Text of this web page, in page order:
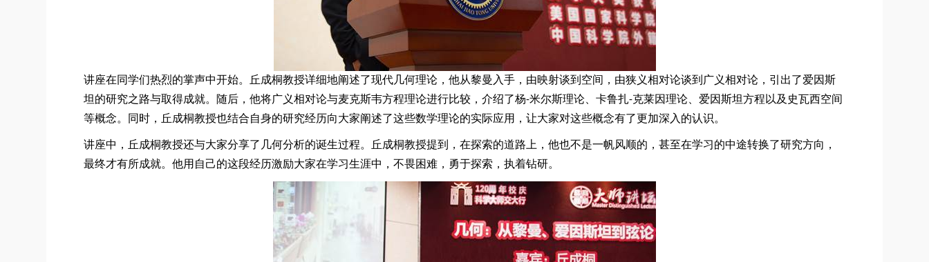
讲座在同学们热烈的掌声中开始。丘成桐教授详细地阐述了现代几何理论，他从黎曼入手，由映射谈到空间，由狭义相对论谈到广义相对论，引出了爱因斯
坦的研究之路与取得成就。随后，他将广义相对论与麦克斯韦方程理论进行比较，介绍了杨-米尔斯理论、卡鲁扎-克莱因理论、爱因斯坦方程以及史瓦西空间
等概念。同时，丘成桐教授也结合自身的研究经历向大家阐述了这些数学理论的实际应用，让大家对这些概念有了更加深入的认识。
讲座中，丘成桐教授还与大家分享了几何分析的诞生过程。丘成桐教授提到，在探索的道路上，他也不是一帆风顺的，甚至在学习的中途转换了研究方向，
最终才有所成就。他用自己的这段经历激励大家在学习生涯中，不畏困难，勇于探索，执着钻研。